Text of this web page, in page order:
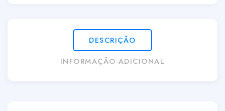
DESCRIÇÃO
INFORMAÇÃO ADICIONAL